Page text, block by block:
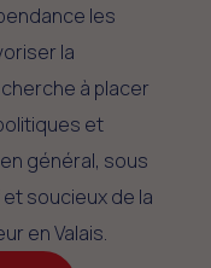
les
la
à placer
et
général, sous
soucieux de la
en Valais.